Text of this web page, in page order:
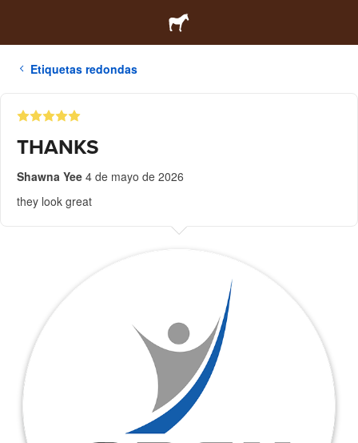
Etiquetas redondas
THANKS
Shawna Yee 4 de mayo de 2026
they look great